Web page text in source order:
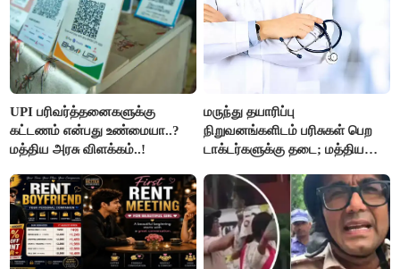
UPI பரிவர்த்தனைகளுக்கு
கட்டணம் என்பது உண்மையா..?
மத்திய அரசு விளக்கம்..!
மருந்து தயாரிப்பு
நிறுவனங்களிடம் பரிசுகள் பெற
டாக்டர்களுக்கு தடை; மத்திய